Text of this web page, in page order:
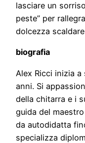
lasciare un
peste” per
dolcezza
biografia
Alex Ricci inizia a
anni. Si
della chitarra e i
guida del
da autodidatta
specializza